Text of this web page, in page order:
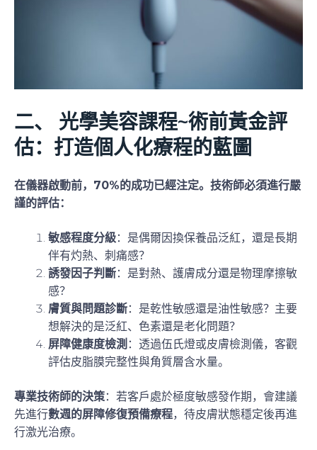
二、 光學美容課程~術前黃金評
估：打造個人化療程的藍圖
在儀器啟動前，70%的成功已經注定。技術師必須進行嚴
謹的評估：
敏感程度分級：是偶爾因換保養品泛紅，還是長期
伴有灼熱、刺痛感？
誘發因子判斷：是對熱、護膚成分還是物理摩擦敏
感？
膚質與問題診斷：是乾性敏感還是油性敏感？主要
想解決的是泛紅、色素還是老化問題？
屏障健康度檢測 ：透過伍氏燈或皮膚檢測儀，客觀
評估皮脂膜完整性與角質層含水量。
專業技術師的決策：若客戶處於極度敏感發作期，會建議
先進行數週的屏障修復預備療程，待皮膚狀態穩定後再進
行激光治療。